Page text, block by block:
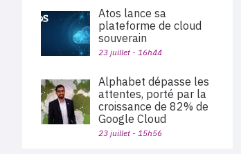
Atos lance sa
plateforme de cloud
souverain
23 juillet - 16h44
Alphabet dépasse les
attentes, porté par la
croissance de 82% de
Google Cloud
23 juillet - 15h56